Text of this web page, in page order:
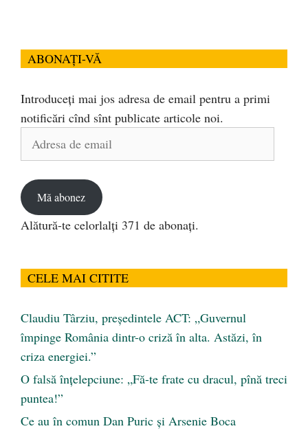
ABONAȚI-VĂ
Introduceți mai jos adresa de email pentru a primi
notificări cînd sînt publicate articole noi.
Adresa
Mă abonez
Alătură-te celorlalți 371 de abonați.
CELE MAI CITITE
Claudiu Târziu, președintele ACT: „Guvernul
împinge România dintr-o criză în alta. Astăzi, în
criza energiei.”
O falsă înțelepciune: „Fă-te frate cu dracul, pînă treci
puntea!”
Ce au în comun Dan Puric şi Arsenie Boca